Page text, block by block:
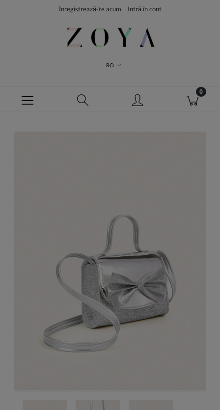
Înregistrează-te acum Intră în cont
RO